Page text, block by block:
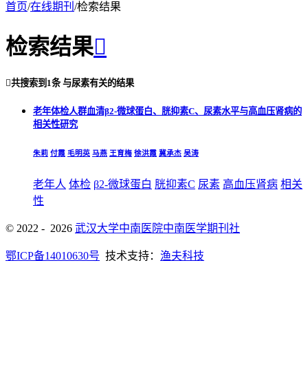
首页/在线期刊 /检索结果
检索结果
共搜索到 1条与尿素有关的结果
老年体检人群血清β2-微球蛋白、胱抑素C、尿素水平与高血压肾病的
相关性研究
朱莉 付霞 毛明英 马燕 王育梅 徐洪霞 冀承杰 吴涛
老年人 体检 β2-微球蛋白 胱抑素C 尿素 高血压肾病 相关
性
© 2022 - 2026 武汉大学中南医院中南医学期刊社
鄂ICP备14010630号 技术支持： 渔夫科技